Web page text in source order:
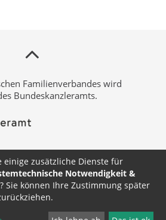
Familienverbandes wird
Bundeskanzleramts.
Österreich
zusätzliche Dienste für
Notwendigkeit &
Sie können Ihre Zustimmung später